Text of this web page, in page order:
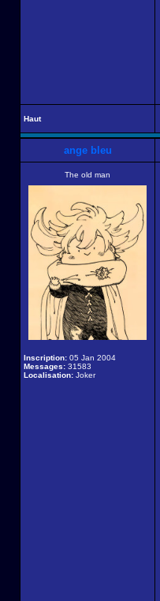
Haut
ange bleu
The old man
Inscription: 05 Jan 2004
Messages: 31583
Localisation: Joker